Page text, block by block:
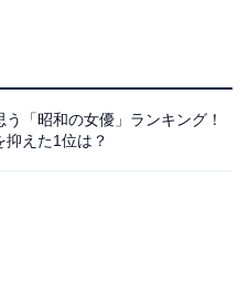
う「昭和の女優」ランキング！
抑えた1位は？